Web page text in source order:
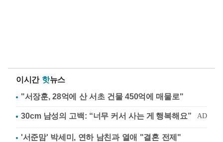
이시간 핫뉴스
"서장훈, 28억에 산 서초 건물 450억에 매물로"
'서준맘' 박세미, 연하 남친과 열애 "결혼 전제"